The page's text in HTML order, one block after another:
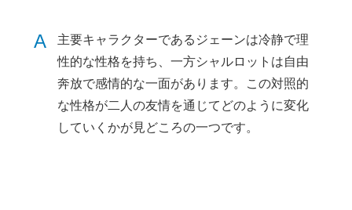
A
主要キャラクターであるジェーンは冷静で理
性的な性格を持ち、一方シャルロットは自由
奔放で感情的な一面があります。この対照的
な性格が二人の友情を通じてどのように変化
していくかが見どころの一つです。